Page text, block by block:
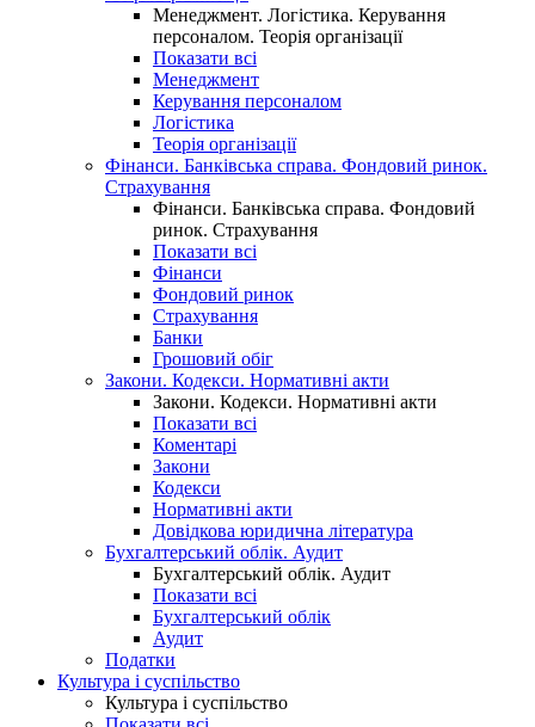
Менеджмент. Логістика. Керування
персоналом. Теорія організації
Показати всі
Менеджмент
Керування персоналом
Логістика
Теорія організації
Фінанси. Банківська справа. Фондовий ринок.
Страхування
Фінанси. Банківська справа. Фондовий
ринок. Страхування
Показати всі
Фінанси
Фондовий ринок
Страхування
Банки
Грошовий обіг
Закони. Кодекси. Нормативні акти
Закони. Кодекси. Нормативні акти
Показати всі
Коментарі
Закони
Кодекси
Нормативні акти
Довідкова юридична література
Бухгалтерський облік. Аудит
Бухгалтерський облік. Аудит
Показати всі
Бухгалтерський облік
Аудит
Податки
Культура і суспільство
Культура і суспільство